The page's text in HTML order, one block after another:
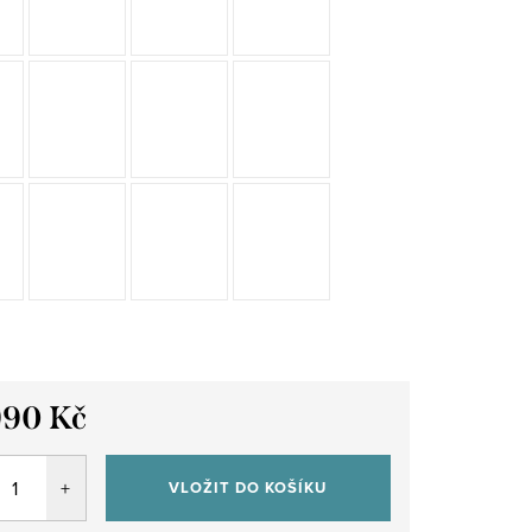
Kč
VLOŽIT DO KOŠÍKU